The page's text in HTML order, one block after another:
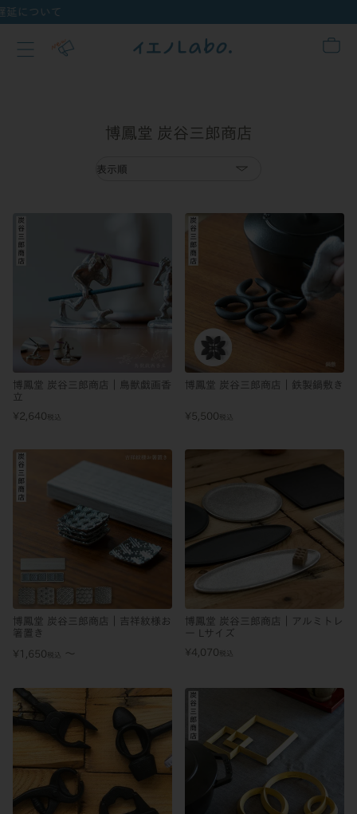
ついて
博鳳堂 炭谷三郎商店
博鳳堂 炭谷三郎商店｜鳥獣戯画香
立
¥2,640 税込
博鳳堂 炭谷三郎商店｜鉄製鍋敷き
¥ 5,500 税込
博鳳堂 炭谷三郎商店｜吉祥紋様お
箸置き
¥ 1,650 税込 〜
博鳳堂 炭谷三郎商店｜アルミトレ
ー Lサイズ
¥4,070 税込